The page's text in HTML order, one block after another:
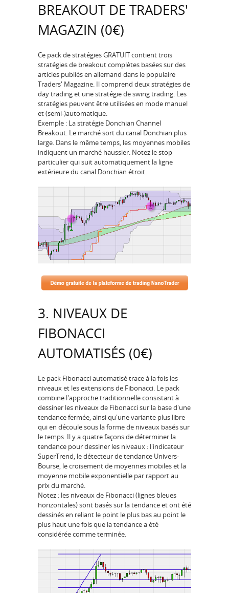
BREAKOUT DE TRADERS'
MAGAZIN (0€)
Ce pack de stratégies GRATUIT contient trois
stratégies de breakout complètes basées sur des
articles publiés en allemand dans le populaire
Traders' Magazine. Il comprend deux stratégies de
day trading et une stratégie de swing trading. Les
stratégies peuvent être utilisées en mode manuel
et (semi-)automatique.
Exemple : La stratégie Donchian Channel
Breakout. Le marché sort du canal Donchian plus
large. Dans le même temps, les moyennes mobiles
indiquent un marché haussier. Notez le stop
particulier qui suit automatiquement la ligne
extérieure du canal Donchian étroit.
3. NIVEAUX DE
FIBONACCI
AUTOMATISÉS (0€)
Le pack Fibonacci automatisé trace à la fois les
niveaux et les extensions de Fibonacci. Le pack
combine l'approche traditionnelle consistant à
dessiner les niveaux de Fibonacci sur la base d'une
tendance fermée, ainsi qu'une variante plus libre
qui en découle sous la forme de niveaux basés sur
le temps. Il y a quatre façons de déterminer la
tendance pour dessiner les niveaux : l'indicateur
SuperTrend, le détecteur de tendance Univers-
Bourse, le croisement de moyennes mobiles et la
moyenne mobile exponentielle par rapport au
prix du marché.
Notez : les niveaux de Fibonacci (lignes bleues
horizontales) sont basés sur la tendance et ont été
dessinés en reliant le point le plus bas au point le
plus haut une fois que la tendance a été
considérée comme terminée.